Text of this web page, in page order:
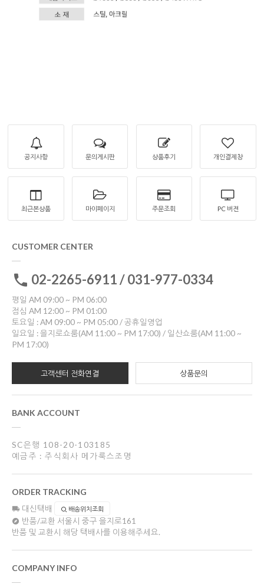
공지사항 문의게시판 상품후기 개인결제창
최근본상품 마이페이지 주문조회 PC 버젼
CUSTOMER CENTER
02-2265-6911 / 031-977-0334
평일 AM 09:00 ~ PM 06:00
점심 AM 12:00 ~ PM 01:00
토요일 : AM 09:00 ~ PM 05:00 / 공휴일영업
일요일 : 을지로쇼룸(AM 11:00 ~ PM 17:00) / 일산쇼룸(AM 11:00 ~
PM 17:00)
고객센터 전화연결 상품문의
BANK ACCOUNT
SC은행 108-20-103185
예금주 : 주식회사 메가룩스조명
ORDER TRACKING
대신택배 배송위치조회
반품/교환 서울시 중구 을지로161
반품 및 교환시 해당 택배사를 이용해주세요.
COMPANY INFO